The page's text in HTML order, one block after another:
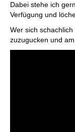
Dabei stehe ich
Verfügung und
Wer sich
zuzugucken und